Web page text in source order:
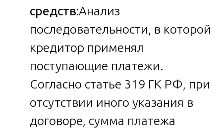
средств:Анализ
последовательности, в которой
кредитор применял
поступающие платежи.
Согласно статье 319 ГК РФ, при
отсутствии иного указания в
договоре, сумма платежа